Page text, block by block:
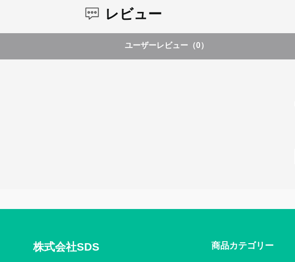
レビュー
ユーザーレビュー （0）
株式会社SDS 商品カテゴリー